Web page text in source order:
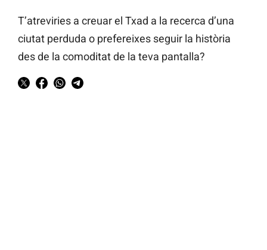
T’atreviries a creuar el Txad a la recerca d’una
ciutat perduda o prefereixes seguir la història
des de la comoditat de la teva pantalla?